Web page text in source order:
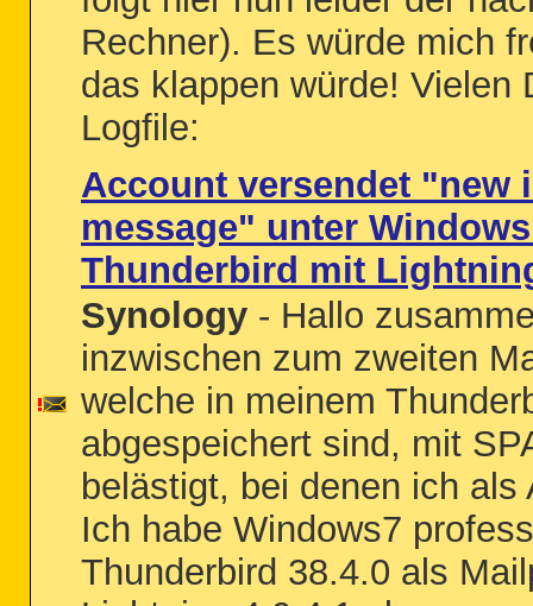
Rechner). Es würde mich
das klappen würde! Vielen
Logfile:
Account versendet "new
message" unter
Thunderbird mit
Synology - Hallo
inzwischen zum zweiten
welche in meinem
abgespeichert sind, mit
belästigt, bei denen ich als
Ich habe Windows7
Thunderbird 38.4.0 als